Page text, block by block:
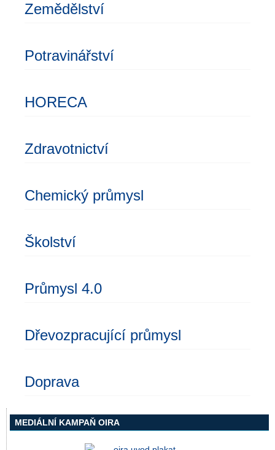
Zemědělství
Potravinářství
HORECA
Zdravotnictví
Chemický průmysl
Školství
Průmysl 4.0
Dřevozpracující průmysl
Doprava
MEDIÁLNÍ KAMPAŇ OIRA